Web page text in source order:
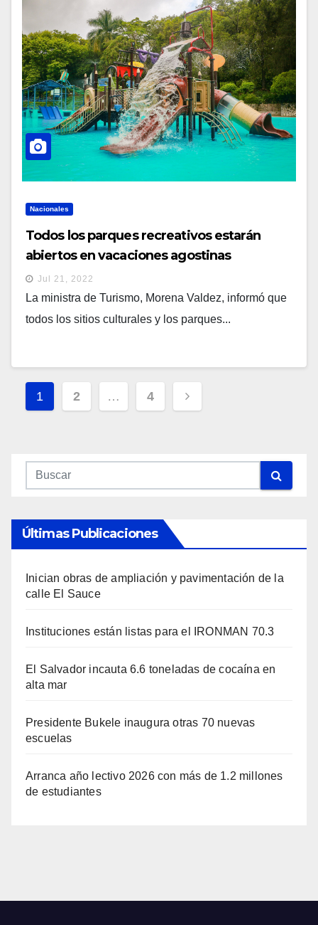
Nacionales
Todos los parques recreativos estarán
abiertos en vacaciones agostinas
Jul 21, 2022
La ministra de Turismo, Morena Valdez, informó que
todos los sitios culturales y los parques...
Navegación
De
1 2 … 4
Últimas Publicaciones
Inician obras de ampliación y pavimentación de la
calle El Sauce
Instituciones están listas para el IRONMAN 70.3
El Salvador incauta 6.6 toneladas de cocaína en
alta mar
Presidente Bukele inaugura otras 70 nuevas
escuelas
Arranca año lectivo 2026 con más de 1.2 millones
de estudiantes